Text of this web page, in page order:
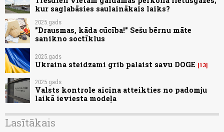
kur saglabāsies saulainākais laiks?
2025.gads
"Drausmas, kāda cūcība!" Sešu bērnu māte
sanikno soctīklus
2025.gads
Ukraina steidzami grib palaist savu DOGE 13
2025.gads
Valsts kontrole aicina atteikties no padomju
laikā ieviesta modeļa
Lasītākais